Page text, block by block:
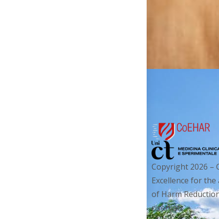
Copyright 2026 –
Excellence for
of Harm
riservati.